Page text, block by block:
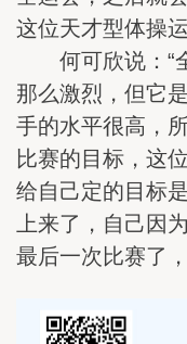
这位天才型体操
何可欣说：“全
那么激烈，但它
手的水平很高，
比赛的目标，这
给自己定的目标
上来了，自己因
最后一次比赛了